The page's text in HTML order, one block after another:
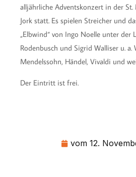
alljährliche Adventskonzert in der
Jork statt. Es spielen Streicher und
„Elbwind“ von Ingo Noelle unter der
Rodenbusch und Sigrid Walliser u. a.
Mendelssohn, Händel, Vivaldi und
Der Eintritt ist frei.
vom 12.